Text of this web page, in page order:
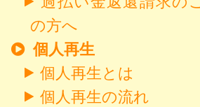
の方へ
個人再生
個人再生とは
個人再生の流れ